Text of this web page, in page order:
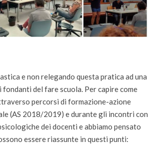
e non relegando questa pratica ad una
del fare scuola. Per capire come
percorsi di formazione-azione
(AS 2018/2019) e durante gli incontri con
dei docenti e abbiamo pensato
essere riassunte in questi punti: